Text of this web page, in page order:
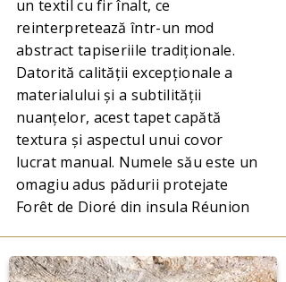
un textil cu fir înalt, ce
reinterpretează într-un mod
abstract tapiseriile tradiționale.
Datorită calității excepționale a
materialului și a subtilității
nuanțelor, acest tapet capătă
textura și aspectul unui covor
lucrat manual. Numele său este un
omagiu adus pădurii protejate
Forêt de Dioré din insula Réunion